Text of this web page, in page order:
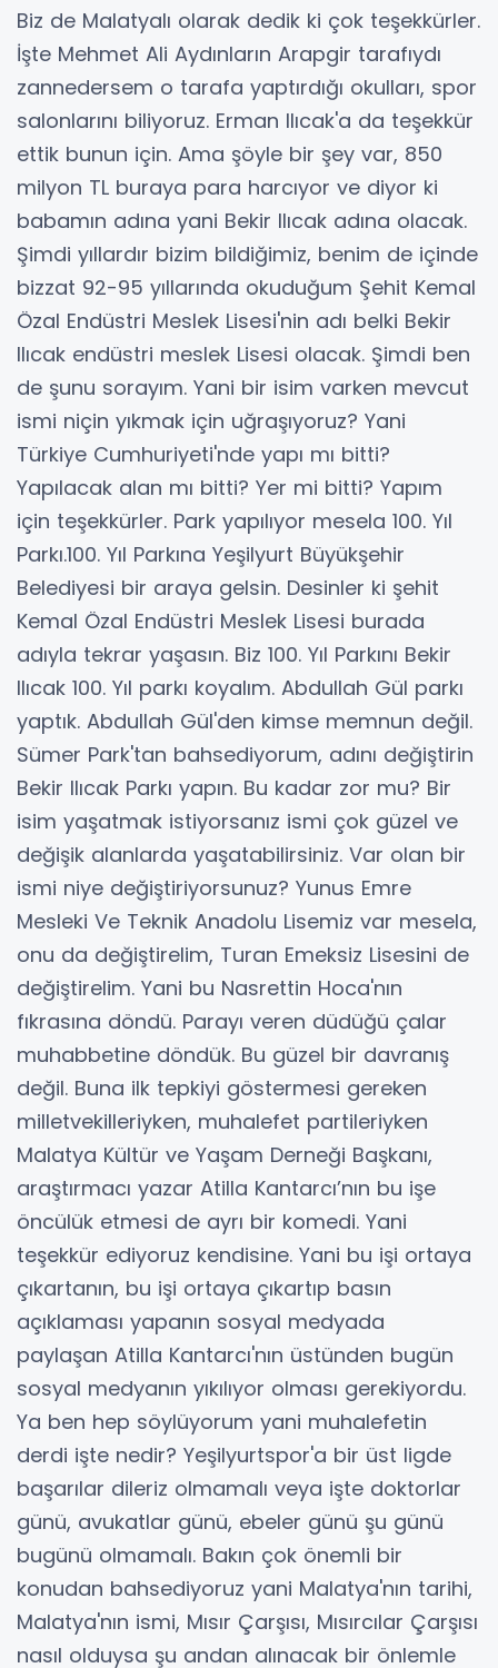
Biz de Malatyalı olarak dedik ki çok teşekkürler.
İşte Mehmet Ali Aydınların Arapgir tarafıydı
zannedersem o tarafa yaptırdığı okulları, spor
salonlarını biliyoruz. Erman Ilıcak'a da teşekkür
ettik bunun için. Ama şöyle bir şey var, 850
milyon TL buraya para harcıyor ve diyor ki
babamın adına yani Bekir Ilıcak adına olacak.
Şimdi yıllardır bizim bildiğimiz, benim de içinde
bizzat 92-95 yıllarında okuduğum Şehit Kemal
Özal Endüstri Meslek Lisesi'nin adı belki Bekir
Ilıcak endüstri meslek Lisesi olacak. Şimdi ben
de şunu sorayım. Yani bir isim varken mevcut
ismi niçin yıkmak için uğraşıyoruz? Yani
Türkiye Cumhuriyeti'nde yapı mı bitti?
Yapılacak alan mı bitti? Yer mi bitti? Yapım
için teşekkürler. Park yapılıyor mesela 100. Yıl
Parkı.100. Yıl Parkına Yeşilyurt Büyükşehir
Belediyesi bir araya gelsin. Desinler ki şehit
Kemal Özal Endüstri Meslek Lisesi burada
adıyla tekrar yaşasın. Biz 100. Yıl Parkını Bekir
Ilıcak 100. Yıl parkı koyalım. Abdullah Gül parkı
yaptık. Abdullah Gül'den kimse memnun değil.
Sümer Park'tan bahsediyorum, adını değiştirin
Bekir Ilıcak Parkı yapın. Bu kadar zor mu? Bir
isim yaşatmak istiyorsanız ismi çok güzel ve
değişik alanlarda yaşatabilirsiniz. Var olan bir
ismi niye değiştiriyorsunuz? Yunus Emre
Mesleki Ve Teknik Anadolu Lisemiz var mesela,
onu da değiştirelim, Turan Emeksiz Lisesini de
değiştirelim. Yani bu Nasrettin Hoca'nın
fıkrasına döndü. Parayı veren düdüğü çalar
muhabbetine döndük. Bu güzel bir davranış
değil. Buna ilk tepkiyi göstermesi gereken
milletvekilleriyken, muhalefet partileriyken
Malatya Kültür ve Yaşam Derneği Başkanı,
araştırmacı yazar Atilla Kantarcı’nın bu işe
öncülük etmesi de ayrı bir komedi. Yani
teşekkür ediyoruz kendisine. Yani bu işi ortaya
çıkartanın, bu işi ortaya çıkartıp basın
açıklaması yapanın sosyal medyada
paylaşan Atilla Kantarcı'nın üstünden bugün
sosyal medyanın yıkılıyor olması gerekiyordu.
Ya ben hep söylüyorum yani muhalefetin
derdi işte nedir? Yeşilyurtspor'a bir üst ligde
başarılar dileriz olmamalı veya işte doktorlar
günü, avukatlar günü, ebeler günü şu günü
bugünü olmamalı. Bakın çok önemli bir
konudan bahsediyoruz yani Malatya'nın tarihi,
Malatya'nın ismi, Mısır Çarşısı, Mısırcılar Çarşısı
nasıl olduysa şu andan alınacak bir önlemle